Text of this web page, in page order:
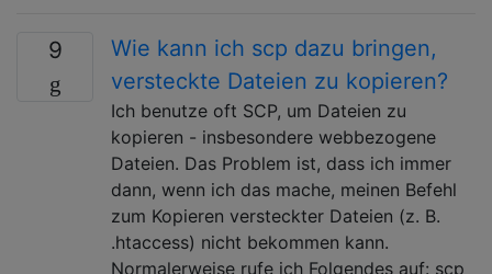
9
Wie kann ich scp dazu bringen,
versteckte Dateien zu kopieren?
Ich benutze oft SCP, um Dateien zu
kopieren - insbesondere webbezogene
Dateien. Das Problem ist, dass ich immer
dann, wenn ich das mache, meinen Befehl
zum Kopieren versteckter Dateien (z. B.
.htaccess) nicht bekommen kann.
Normalerweise rufe ich Folgendes auf: scp